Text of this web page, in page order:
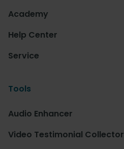
Academy
Help Center
Service
Tools
Audio Enhancer
Video Testimonial Collector